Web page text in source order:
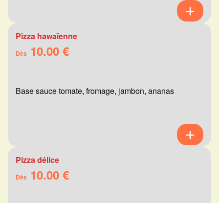
Pizza hawaïenne
Dès 10.00 €
Base sauce tomate, fromage, jambon, ananas
Pizza délice
Dès 10.00 €